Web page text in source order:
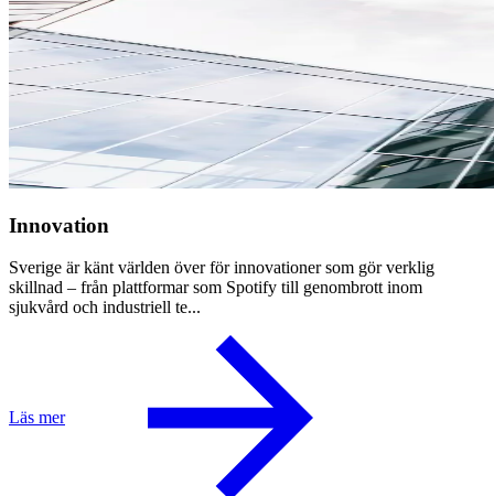
Innovation
Sverige är känt världen över för innovationer som gör verklig
skillnad – från plattformar som Spotify till genombrott inom
sjukvård och industriell te...
Läs mer